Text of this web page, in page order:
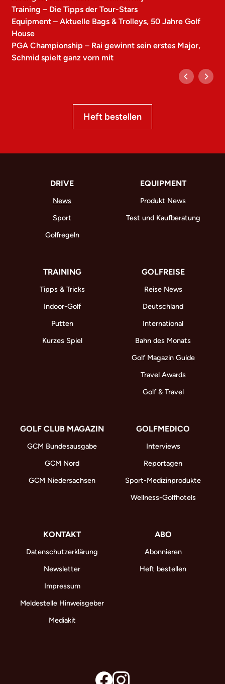
Training – Die Tipps der Tour-Stars
Equipment – Aktuelle Bags & Trolleys, 50 Jahre Golf
House
PGA Championship – Rai gewinnt sein erstes Major,
Schmid spielt ganz vorn mit
Heft bestellen
DRIVE
News
Sport
Golfregeln
EQUIPMENT
Produkt News
Test und Kaufberatung
TRAINING
Tipps & Tricks
Indoor-Golf
Putten
Kurzes Spiel
GOLFREISE
Reise News
Deutschland
International
Bahn des Monats
Golf Magazin Guide
Travel Awards
Golf & Travel
GOLF CLUB MAGAZIN
GCM Bundesausgabe
GCM Nord
GCM Niedersachsen
GOLFMEDICO
Interviews
Reportagen
Sport-Medizinprodukte
Wellness-Golfhotels
KONTAKT
Datenschutzerklärung
Newsletter
Impressum
Meldestelle Hinweisgeber
Mediakit
ABO
Abonnieren
Heft bestellen